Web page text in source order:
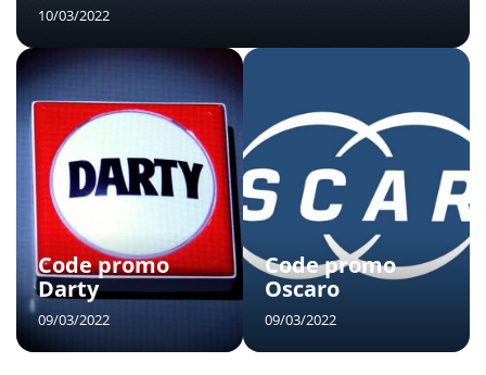
10/03/2022
Code promo
Darty
09/03/2022
Code promo
Oscaro
09/03/2022